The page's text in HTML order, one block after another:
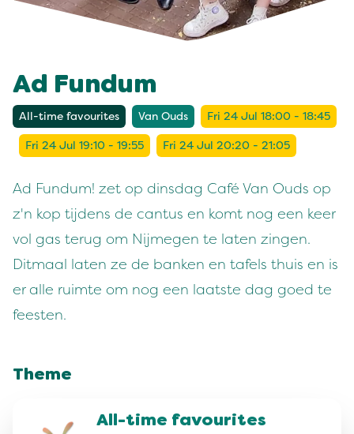
Ad Fundum
All-time favourites Van Ouds Fri 24 Jul 18:00 - 18:45
Fri 24 Jul 19:10 - 19:55 Fri 24 Jul 20:20 - 21:05
Ad Fundum! zet op dinsdag Café Van Ouds op
z'n kop tijdens de cantus en komt nog een keer
vol gas terug om Nijmegen te laten zingen.
Ditmaal laten ze de banken en tafels thuis en is
er alle ruimte om nog een laatste dag goed te
feesten.
Theme
All-time favourites